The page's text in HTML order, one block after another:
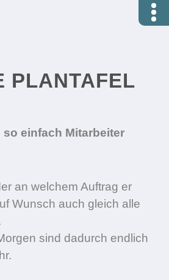
PLANTAFEL
so einfach Mitarbeiter
an welchem Auftrag er
Wunsch auch gleich alle
sind dadurch endlich